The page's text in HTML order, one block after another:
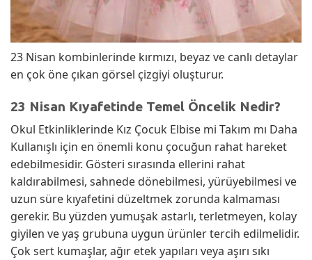
23 Nisan kombinlerinde kırmızı, beyaz ve canlı detaylar
en çok öne çıkan görsel çizgiyi oluşturur.
23 Nisan Kıyafetinde Temel Öncelik Nedir?
Okul Etkinliklerinde Kız Çocuk Elbise mi Takım mı Daha
Kullanışlı için en önemli konu çocuğun rahat hareket
edebilmesidir. Gösteri sırasında ellerini rahat
kaldırabilmesi, sahnede dönebilmesi, yürüyebilmesi ve
uzun süre kıyafetini düzeltmek zorunda kalmaması
gerekir. Bu yüzden yumuşak astarlı, terletmeyen, kolay
giyilen ve yaş grubuna uygun ürünler tercih edilmelidir.
Çok sert kumaşlar, ağır etek yapıları veya aşırı sıkı